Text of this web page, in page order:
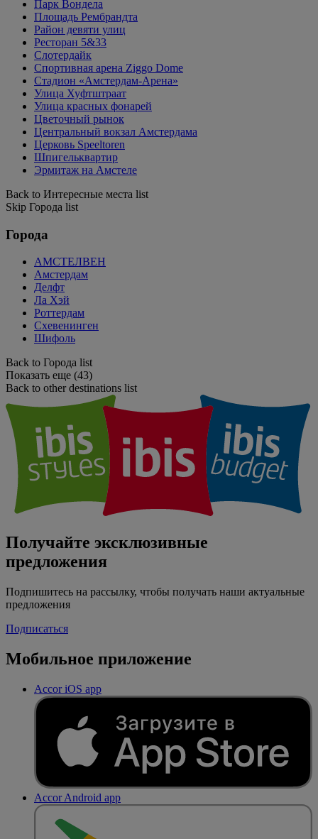
Парк Вондела
Площадь Рембрандта
Район девяти улиц
Ресторан 5&33
Слотердайк
Спортивная арена Ziggo Dome
Стадион «Амстердам-Арена»
Улица Хуфтштраат
Улица красных фонарей
Цветочный рынок
Центральный вокзал Амстердама
Церковь Speeltoren
Шпигельквартир
Эрмитаж на Амстеле
Back to Интересные места list
Skip Города list
Города
АМСТЕЛВЕН
Амстердам
Делфт
Ла Хэй
Роттердам
Схевенинген
Шифоль
Back to Города list
Показать еще (43)
Back to other destinations list
Получайте эксклюзивные
предложения
Подпишитесь на рассылку, чтобы получать наши актуальные
предложения
Подписаться
Мобильное приложение
Accor iOS app
Accor Android app